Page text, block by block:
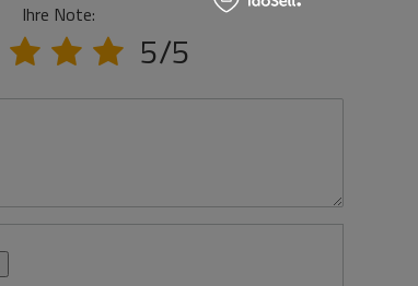
Ihre Note:
5/5